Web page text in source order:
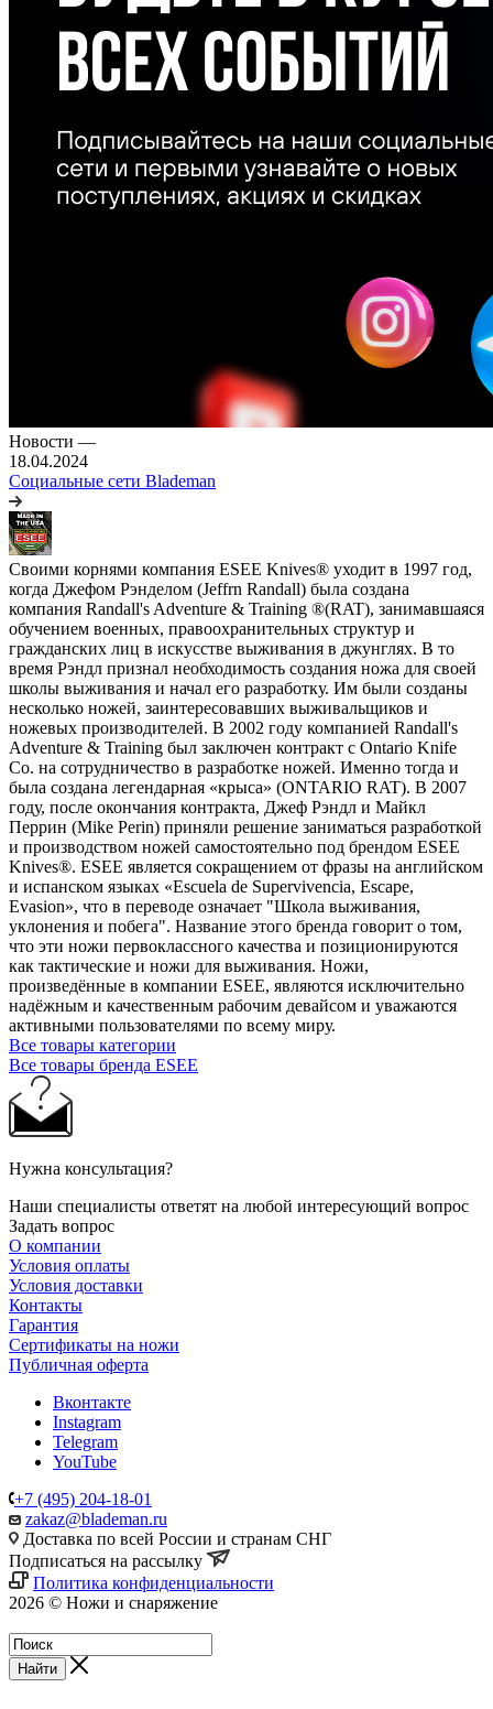
Новости —
18.04.2024
Социальные сети Blademan
Своими корнями компания ESEE Knives® уходит в 1997 год,
когда Джефом Рэнделом (Jeffrn Randall) была создана
компания Randall's Adventure & Training ®(RAT), занимавшаяся
обучением военных, правоохранительных структур и
гражданских лиц в искусстве выживания в джунглях. В то
время Рэндл признал необходимость создания ножа для своей
школы выживания и начал его разработку. Им были созданы
несколько ножей, заинтересовавших выживальщиков и
ножевых производителей. В 2002 году компанией Randall's
Adventure & Training был заключен контракт с Ontario Knife
Co. на сотрудничество в разработке ножей. Именно тогда и
была создана легендарная «крыса» (ONTARIO RAT). В 2007
году, после окончания контракта, Джеф Рэндл и Майкл
Перрин (Mike Perin) приняли решение заниматься разработкой
и производством ножей самостоятельно под брендом ESEE
Knives®. ESEE является сокращением от фразы на английском
и испанском языках «Escuela de Supervivencia, Escape,
Evasion», что в переводе означает "Школа выживания,
уклонения и побега". Название этого бренда говорит о том,
что эти ножи первоклассного качества и позиционируются
как тактические и ножи для выживания. Ножи,
произведённые в компании ESEE, являются исключительно
надёжным и качественным рабочим девайсом и уважаются
активными пользователями по всему миру.
Все товары категории
Все товары бренда ESEE
Нужна консультация?
Наши специалисты ответят на любой интересующий вопрос
Задать вопрос
О компании
Условия оплаты
Условия доставки
Контакты
Гарантия
Сертификаты на ножи
Публичная оферта
Вконтакте
Instagram
Telegram
YouTube
+7 (495) 204-18-01
zakaz@blademan.ru
Доставка по всей России и странам СНГ
Подписаться на рассылку
Политика конфиденциальности
2026 © Ножи и снаряжение
Найти